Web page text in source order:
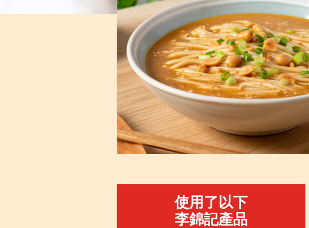
使用了以下
李錦記產品